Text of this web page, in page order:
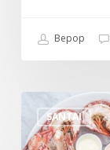
Bepop
SANTAI
Udang
Untuk